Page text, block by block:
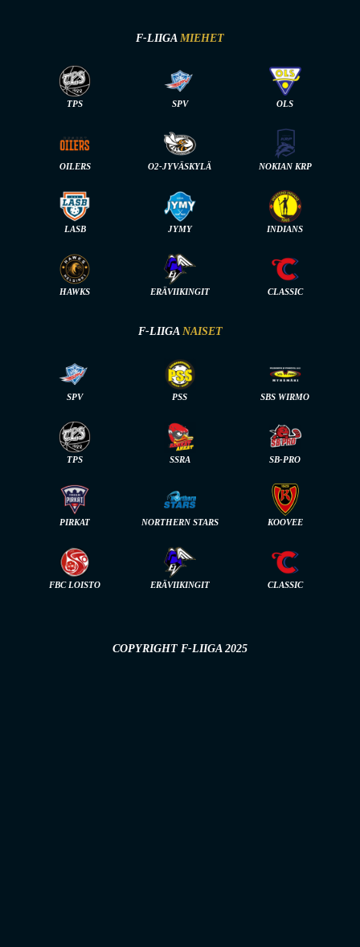
F-LIIGA MIEHET
TPS SPV OLS
OILERS O2-JYVÄSKYLÄ NOKIAN KRP
LASB JYMY INDIANS
HAWKS ERÄVIIKINGIT CLASSIC
F-LIIGA NAISET
SPV PSS SBS WIRMO
TPS SSRA SB-PRO
PIRKAT NORTHERN STARS KOOVEE
FBC LOISTO ERÄVIIKINGIT CLASSIC
COPYRIGHT F-LIIGA 2025